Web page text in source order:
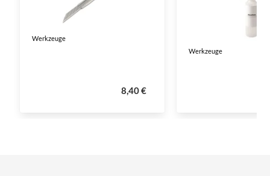
Werkzeuge
8,40 €
Werkzeuge